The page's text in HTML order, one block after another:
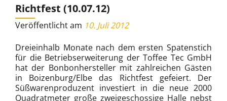
Richtfest (10.07.12)
Veröffentlicht am 10. Juli 2012
Dreieinhalb Monate nach dem ersten Spatenstich
für die Betriebserweiterung der Toffee Tec GmbH
hat der Bonbonhersteller mit zahlreichen Gästen
in Boizenburg/Elbe das Richtfest gefeiert. Der
Süßwarenproduzent investiert in die neue 2000
Quadratmeter große zweigeschossige Halle nebst